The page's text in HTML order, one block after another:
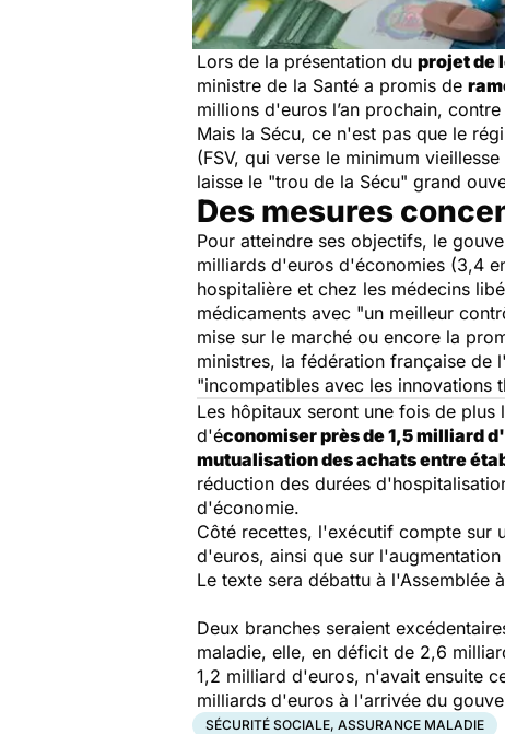
Lors de la présentation du projet de
ministre de la Santé a promis de
millions d'euros l’an prochain,
Mais la Sécu, ce n'est pas que le
(FSV, qui verse le minimum
laisse le "trou de la Sécu" grand
Des mesures
Pour atteindre ses objectifs, le
milliards d'euros d'économies (3,4
hospitalière et chez les médecins
médicaments avec "un meilleur
mise sur le marché ou encore la
ministres, la fédération française de
"incompatibles avec les innovations
Les hôpitaux seront une fois de
d'économiser près de 1,5 milliard
mutualisation des achats entre
réduction des durées
d'économie.
Côté recettes, l'exécutif compte sur
d'euros, ainsi que sur
Le texte sera débattu à l'Assemblée
Deux branches seraient
maladie, elle, en déficit de 2,6
1,2 milliard d'euros, n'avait ensuite
milliards d'euros à l'arrivée du
SÉCURITÉ SOCIALE, ASSURANCE MALADIE